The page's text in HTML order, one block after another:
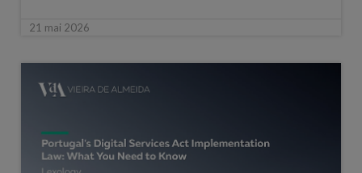
21 mai 2026